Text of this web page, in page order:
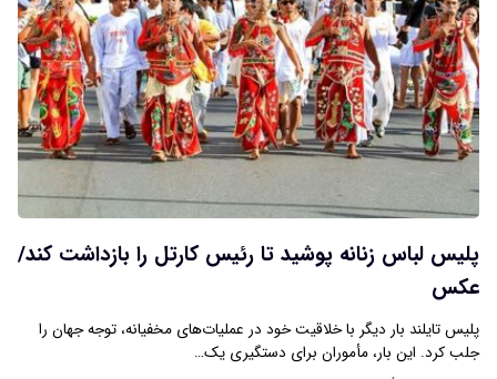
پلیس لباس زنانه پوشید تا رئیس کارتل را بازداشت کند/
عکس
پلیس تایلند بار دیگر با خلاقیت خود در عملیات‌های مخفیانه، توجه جهان را
جلب کرد. این بار، مأموران برای دستگیری یک…